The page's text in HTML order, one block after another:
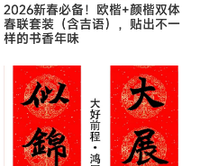
2026新春必备！欧楷+颜楷双体
春联套装（含吉语），贴出不一
样的书香年味